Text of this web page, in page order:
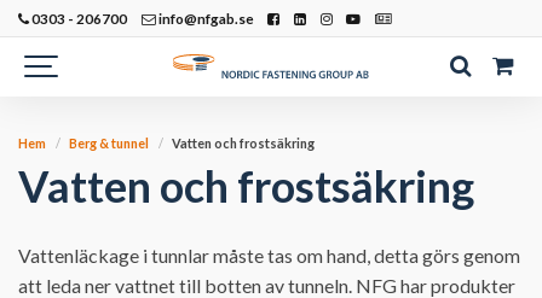
0303 - 206700 info@nfgab.se
Hem Berg & tunnel Vatten och frostsäkring
Vatten och frostsäkring
Vattenläckage i tunnlar måste tas om hand, detta görs genom
att leda ner vattnet till botten av tunneln. NFG har produkter